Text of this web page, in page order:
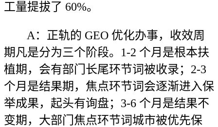
工量提拔了 60%。
A：正轨的 GEO 优化办事，收效周
期凡是分为三个阶段。1-2 个月是根本扶
植期，会有部门长尾环节词被收录；2-3
个月是结果期，焦点环节词会逐渐进入保
举成果，起头有询盘；3-6 个月是结果不
变期，大部门焦点环节词城市被优先保